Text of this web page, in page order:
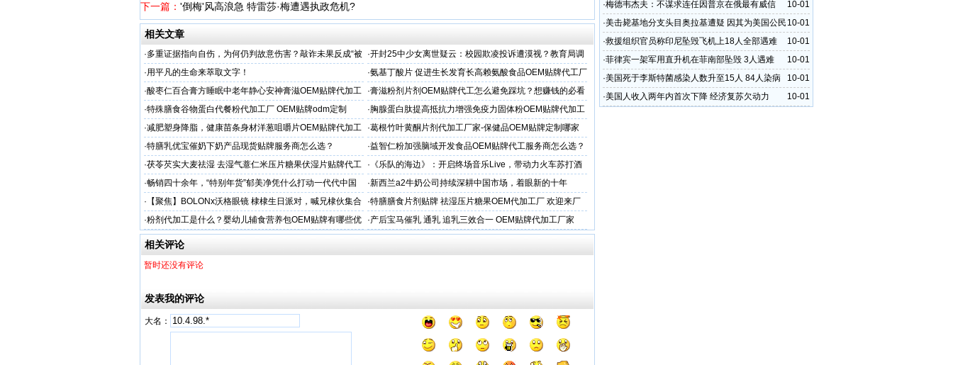
下一篇： '倒梅'风高浪急 特雷莎·梅遭遇执政危机?
相关文章
·多重证据指向自伤，为何仍判故意伤害？敲诈未果反成“被
害人”
·开封25中少女离世疑云：校园欺凌投诉遭漠视？教育局调
查引家属强烈质疑
·用平凡的生命来萃取文字！ ·氨基丁酸片 促进生长发育长高赖氨酸食品OEM贴牌代工厂
家
·酸枣仁百合膏方睡眠中老年静心安神膏滋OEM贴牌代加工
厂
·膏滋粉剂片剂OEM贴牌代工怎么避免踩坑？想赚钱的必看
·特殊膳食谷物蛋白代餐粉代加工厂 OEM贴牌odm定制 · 胸腺蛋白肽提高抵抗力增强免疫力固体粉OEM贴牌代加工
服务商
·减肥塑身降脂，健康苗条身材洋葱咀嚼片OEM贴牌代加工
服务商
·葛根竹叶黄酮片剂代加工厂家-保健品OEM贴牌定制哪家
专业
·特膳乳优宝催奶下奶产品现货贴牌服务商怎么选？ ·益智仁粉加强脑域开发食品OEM贴牌代工服务商怎么选？
·茯苓芡实大麦祛湿 去湿气薏仁米压片糖果伏湿片贴牌代工 · 《乐队的海边》：开启终场音乐Live，带动力火车苏打酒
穿越丛林
·畅销四十余年，“特别年货”郁美净凭什么打动一代代中国
妈妈？
·新西兰a2牛奶公司持续深耕中国市场，着眼新的十年
· 【聚焦】BOLONx沃格眼镜 棣棣生日派对，喊兄棣伙集合
啦！
·特膳膳食片剂贴牌 祛湿压片糖果OEM代加工厂 欢迎来厂
考察
·粉剂代加工是什么？婴幼儿辅食营养包OEM贴牌有哪些优
势？
·产后宝马催乳 通乳 追乳三效合一 OEM贴牌代加工厂家
相关评论
暂时还没有评论
发表我的评论
大名：
10-01
·梅德韦杰夫：不谋求连任因普京在俄最有威信
10-01
·美击毙基地分支头目奥拉基遭疑 因其为美国公民
10-01
·救援组织官员称印尼坠毁飞机上18人全部遇难
10-01
·菲律宾一架军用直升机在菲南部坠毁 3人遇难
10-01
·美国死于李斯特菌感染人数升至15人 84人染病
10-01
·美国人收入两年内首次下降 经济复苏欠动力